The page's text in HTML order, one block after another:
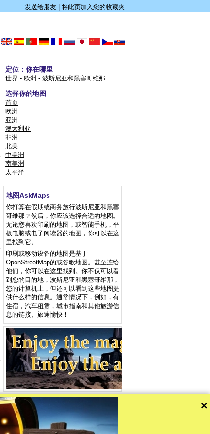
发送给朋友 将此页加入您的收藏夹
定位：你在哪里
世界 - 欧洲 - 波斯尼亚和黑塞哥维那
选择你的地图
首页
欧洲
亚洲
澳大利亚
非洲
北美
中美洲
南美洲
太平洋
地图AskMaps
你打算在假期或商务旅行波斯尼亚和黑塞
哥维那？然后，你应该选择合适的地图。
无论您喜欢印刷的地图，或智能手机，平
板电脑或电子阅读器的地图，你可以在这
里找到它。
印刷或移动设备的地图是基于
OpenStreetMap的或​​谷歌地图。甚至连给
他们，你可以在这里找到。你不仅可以看
到您的目的地，波斯尼亚和黑塞哥维那，
您的计算机上，但还可以看到这些地图提
供什么样的信息。通常情况下，例如，有
住宿，汽车租赁，城市指南和其他旅游信
息的链接。旅途愉快！
×